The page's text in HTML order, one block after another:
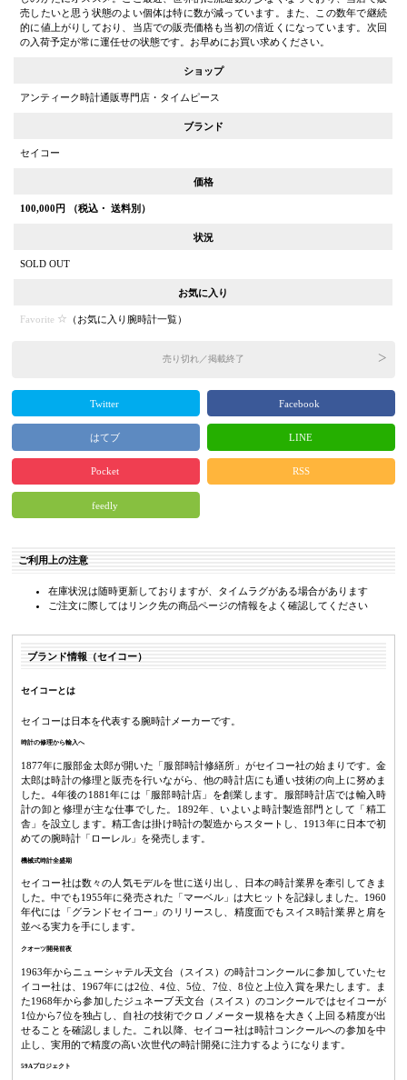
売したいと思う状態のよい個体は特に数が減っています。また、この数年で継続
的に値上がりしており、当店での販売価格も当初の倍近くになっています。次回
の入荷予定が常に運任せの状態です。お早めにお買い求めください。
ショップ
アンティーク時計通販専門店・タイムピース
ブランド
セイコー
価格
100,000 円 （税込・ 送料別）
状況
SOLD OUT
お気に入り
Favorite （お気に入り腕時計一覧）
売り切れ／掲載終了
Twitter Facebook
はてブ LINE
Pocket RSS
feedly
ご利用上の注意
在庫状況は随時更新しておりますが、タイムラグがある場合があります
ご注文に際してはリンク先の商品ページの情報をよく確認してください
ブランド情報（セイコー）
セイコーとは
セイコーは日本を代表する腕時計メーカーです。
時計の修理から輸入へ
1877年に服部金太郎が開いた「服部時計修繕所」がセイコー社の始まりです。金
太郎は時計の修理と販売を行いながら、他の時計店にも通い技術の向上に努めま
した。4年後の1881年には「服部時計店」を創業します。服部時計店では輸入時
計の卸と修理が主な仕事でした。1892年、いよいよ時計製造部門として「精工
舎」を設立します。精工舎は掛け時計の製造からスタートし、1913年に日本で初
めての腕時計「ローレル」を発売します。
機械式時計全盛期
セイコー社は数々の人気モデルを世に送り出し、日本の時計業界を牽引してきま
した。中でも1955年に発売された「マーベル」は大ヒットを記録しました。1960
年代には「グランドセイコー」のリリースし、精度面でもスイス時計業界と肩を
並べる実力を手にします。
クオーツ開発前夜
1963年からニューシャテル天文台（スイス）の時計コンクールに参加していたセ
イコー社は、1967年には2位、4位、5位、7位、8位と上位入賞を果たします。ま
た1968年から参加したジュネーブ天文台（スイス）のコンクールではセイコーが
1位から7位を独占し、自社の技術でクロノメーター規格を大きく上回る精度が出
せることを確認しました。これ以降、セイコー社は時計コンクールへの参加を中
止し、実用的で精度の高い次世代の時計開発に注力するようになります。
59Aプロジェクト